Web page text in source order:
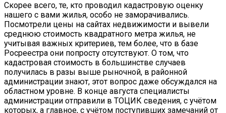
Скорее всего, те, кто проводил кадастровую оценку
нашего с вами жилья, особо не заморачивались.
Посмотрели цены на сайтах недвижимости и вывели
среднюю стоимость квадратного метра жилья, не
учитывая важных критериев, тем более, что в базе
Росреестра они попросту отсутствуют. О том, что
кадастровая стоимость в большинстве случаев
получилась в разы выше рыночной, в районной
администрации знают, этот вопрос даже обсуждался на
областном уровне. В конце августа специалисты
администрации отправили в ТОЦИК сведения, с учётом
которых, а главное, с учётом поступивших замечаний от